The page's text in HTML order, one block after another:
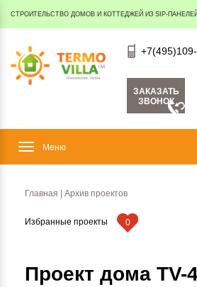
СТРОИТЕЛЬСТВО ДОМОВ И КОТТЕДЖЕЙ ИЗ SIP-ПАНЕЛЕЙ
ЗАКАЗАТЬ
ЗВОНОК
меню
Главная Архив проектов
Избранные проекты 0
Проект дома TV-